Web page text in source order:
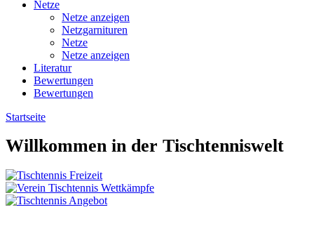
Netze
Netze anzeigen
Netzgarnituren
Netze
Netze anzeigen
Literatur
Bewertungen
Bewertungen
Startseite
Willkommen in der Tischtenniswelt